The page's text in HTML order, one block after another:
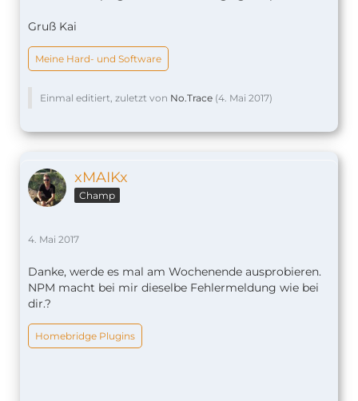
Gruß Kai
Meine Hard- und Software
Einmal editiert, zuletzt von No.Trace (4. Mai 2017)
xMAIKx
Champ
4. Mai 2017
Danke, werde es mal am Wochenende ausprobieren.
NPM macht bei mir dieselbe Fehlermeldung wie bei
dir.?
Homebridge Plugins